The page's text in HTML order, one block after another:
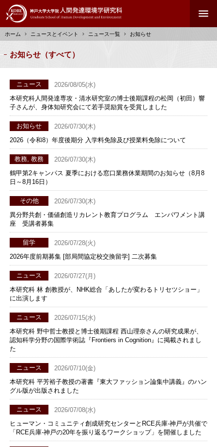
ン
コ
ン
menu
パ
ン
ホーム ニュースとイベント ニュース一覧 お知らせ
お知らせ（すべて）
2026/08/05(水)
ニュース
本研究科人間発達専攻・清水研究室の博士後期課程の松岡（初田）響
子さんが、身体知研究会にて若手奨励賞を受賞しました
2026/07/30(木)
お知らせ
2026（令和8）年度後期分 入学料免除及び授業料免除について
2026/07/30(木)
教務, 教務
鶴甲第2キャンパス 夏季における窓口業務休業期間のお知らせ（8月8
日～8月16日）
2026/07/30(木)
その他
異分野共創・価値創造リカレント教育プログラム エンパワメント講
座 受講者募集
2026/07/28(火)
留学
2026年度前期募集 [部局間協定校交換留学] 二次募集
2026/07/27(月)
ニュース
本研究科 林 創教授が、NHK総合「あしたが変わるトリセツショー」
に出演します
2026/07/15(水)
ニュース
本研究科 野中哲士教授と博士後期課程 西山理奈さんの研究成果が、
認知科学分野の国際学術誌『Frontiers in Cognition』に掲載されまし
た
2026/07/10(金)
ニュース
本研究科 平芳裕子教授の著書『東大ファッション論集中講義』のハン
グル版が出版されました
2026/07/08(水)
ニュース
ヒューマン・コミュニティ創成研究センターとRCE兵庫-神戸が共催で
「RCE兵庫-神戸の20年を振り返るワークショップ」を開催しました